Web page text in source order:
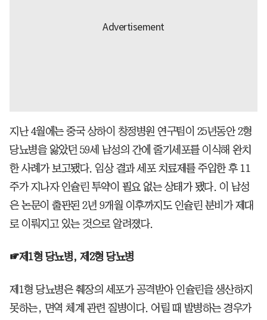
지난 4월에는 중국 상하이 창정병원 연구팀이 25년동안 2형
당뇨병을 앓았던 59세 남성의 간에 줄기세포를 이식해 완치
한 사례가 보고됐다. 임상 결과 세포 치료제를 주입한 후 11
주가 지나자 인슐린 투약이 필요 없는 상태가 됐다. 이 남성
은 논문이 출판된 2년 9개월 이후까지도 인슐린 분비가 제대
로 이뤄지고 있는 것으로 알려졌다.
☞제1형 당뇨병, 제2형 당뇨병
제1형 당뇨병은 췌장의 세포가 공격받아 인슐린을 생산하지
못하는, 면역 체계 관련 질병이다. 어릴 때 발병하는 경우가